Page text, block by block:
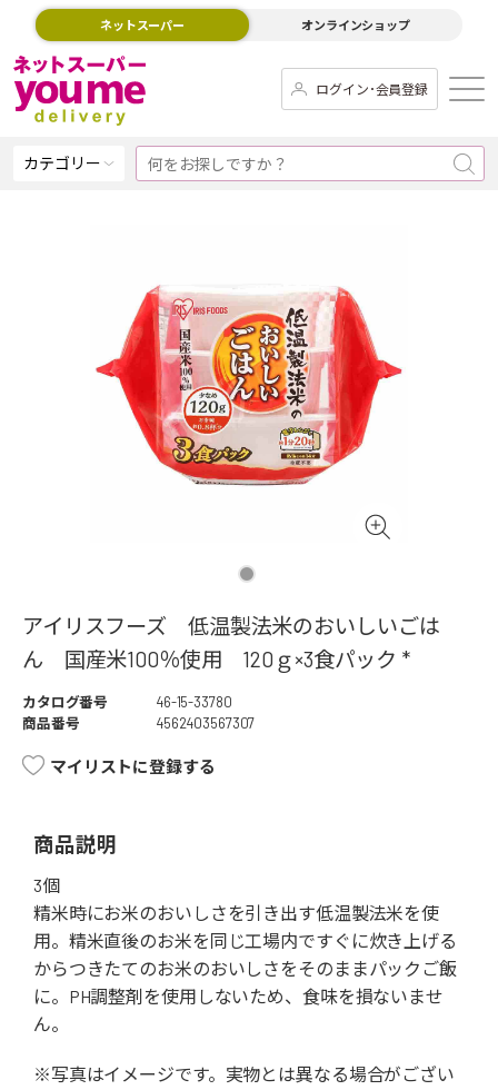
ネットスーパー オンラインショップ
ログイン･会員登録
カテゴリー
アイリスフーズ 低温製法米のおいしいごは
ん 国産米100％使用 120ｇ×3食パック *
カタログ番号
46-15-33780
商品番号
4562403567307
マイリストに登録する
商品説明
3個
精米時にお米のおいしさを引き出す低温製法米を使
用。精米直後のお米を同じ工場内ですぐに炊き上げる
からつきたてのお米のおいしさをそのままパックご飯
に。PH調整剤を使用しないため、食味を損ないませ
ん。
※写真はイメージです。実物とは異なる場合がござい